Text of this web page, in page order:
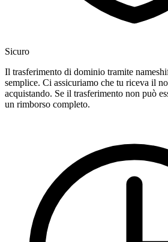
Sicuro
Il trasferimento di dominio tramite
semplice. Ci assicuriamo che tu riceva il
acquistando. Se il trasferimento non può
un rimborso completo.